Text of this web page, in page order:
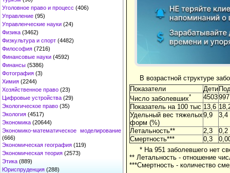
Уголовное право и процесс (406)
Управление (95)
Управленческие науки (24)
Физика (3462)
Физкультура и спорт (4482)
Философия (7216)
Финансовые науки (4592)
Финансы (5386)
Фотография (3)
Химия (2244)
Хозяйственное право (23)
Цифровые устройства (29)
Экологическое право (35)
Экология (4517)
Экономика (20644)
Экономико-математическое моделирование
(666)
Экономическая география (119)
Экономическая теория (2573)
Этика (889)
Юриспруденция (288)
В возрастной структуре
Показатели
Дети
Число заболевших* 4503997
Показатель на 100 тыс 13,6
Удельный вес тяжелых
форм (%)
9,9 3,4
Летальность** 2,3
0,2
Смертность***
0,3
* На 951 заболевшего нет
** Летальность - отношение
***Смертность - количество